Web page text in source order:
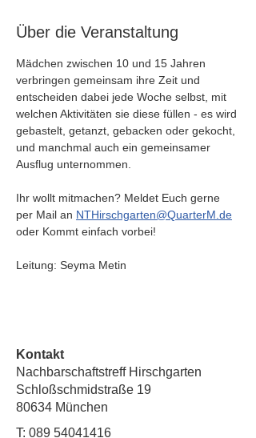
Über die Veranstaltung
Mädchen zwischen 10 und 15 Jahren
verbringen gemeinsam ihre Zeit und
entscheiden dabei jede Woche selbst, mit
welchen Aktivitäten sie diese füllen - es wird
gebastelt, getanzt, gebacken oder gekocht,
und manchmal auch ein gemeinsamer
Ausflug unternommen.
Ihr wollt mitmachen? Meldet Euch gerne
per Mail an NTHirschgarten@QuarterM.de
oder Kommt einfach vorbei!
Leitung: Seyma Metin
Kontakt
Nachbarschaftstreff Hirschgarten
Schloßschmidstraße 19
80634 München
T: 089 54041416